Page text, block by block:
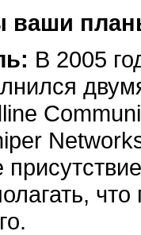
ваши
В 2005